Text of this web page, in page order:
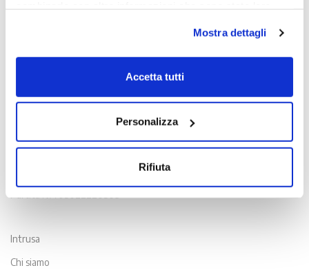
Chiudendo il banner con la X oppure cliccando su Rifiuta
la navigazione proseguirà in assenza di cookie diversi da
Mostra dettagli
Accetta tutti
Personalizza
Rifiuta
Contatti
Viale Venezia, 100 - 33100 Udine
T. +39 0432 163 8865
Intrusa
Chi siamo